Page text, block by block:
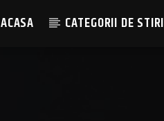
ACASA CATEGORII DE STIRI